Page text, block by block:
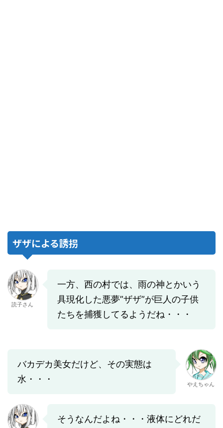
ザザによる誘拐
読子さん
一方、西の村では、雨の神とかいう
具現化した悪夢”ザザ”が巨人の子供
たちを捕獲してるようだね・・・
バカデカ美女だけど、その実態は
水・・・
やえちゃん
そうなんだよね・・・液体にどれだ